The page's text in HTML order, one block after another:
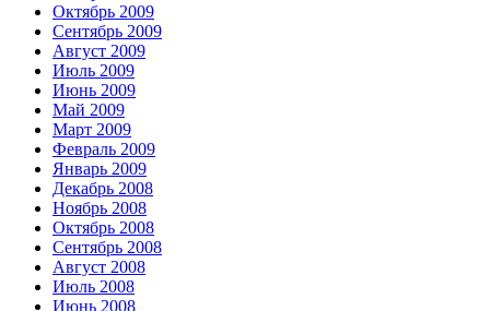
Октябрь 2009
Сентябрь 2009
Август 2009
Июль 2009
Июнь 2009
Май 2009
Март 2009
Февраль 2009
Январь 2009
Декабрь 2008
Ноябрь 2008
Октябрь 2008
Сентябрь 2008
Август 2008
Июль 2008
Июнь 2008